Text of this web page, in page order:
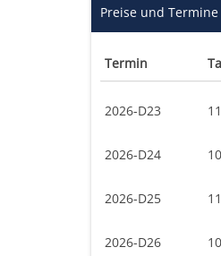
Preise und Termine
Termin
2026-D23 11
2026-D24 10
2026-D25 11
2026-D26 10